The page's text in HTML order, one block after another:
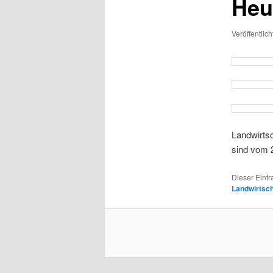
sind vom
Dieser